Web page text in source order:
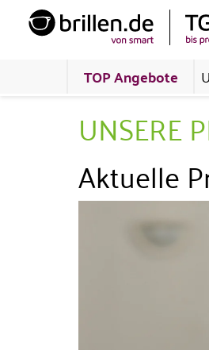
TOP Angebote
UNSERE
Aktuelle